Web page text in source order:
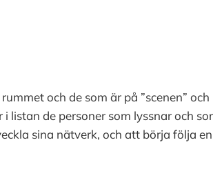
och de som är på ”scenen”
listan de personer som lyssnar och
sina nätverk, och att börja följa